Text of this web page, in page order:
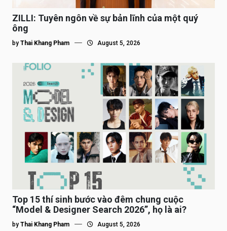
ZILLI: Tuyên ngôn về sự bản lĩnh của một quý
ông
by Thai Khang Pham August 5, 2026
Top 15 thí sinh bước vào đêm chung cuộc
“Model & Designer Search 2026”, họ là ai?
by Thai Khang Pham August 5, 2026